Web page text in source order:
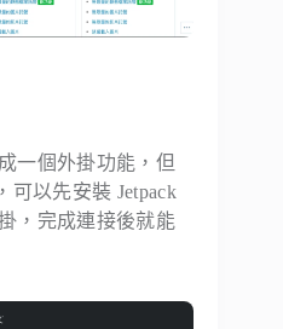
一個外掛功能，但
可以先安裝 Jetpack
，完成連接後就能